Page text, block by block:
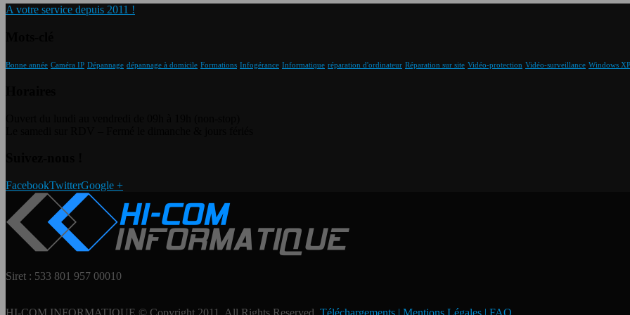
A votre service depuis 2011 !
Bonne année Caméra IP Dépannage dépannage à domicile Formations Infogérance Informatique réparation d'ordinateur Réparation sur site Vidéo-protection Vidéo-surveillance Windows XP
FacebookTwitterGoogle +
Siret : 533 801 957 00010